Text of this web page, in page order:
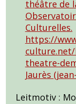
théâtre de
Culturelles.
https://
theatre-
Jaurès
Leitmotiv :